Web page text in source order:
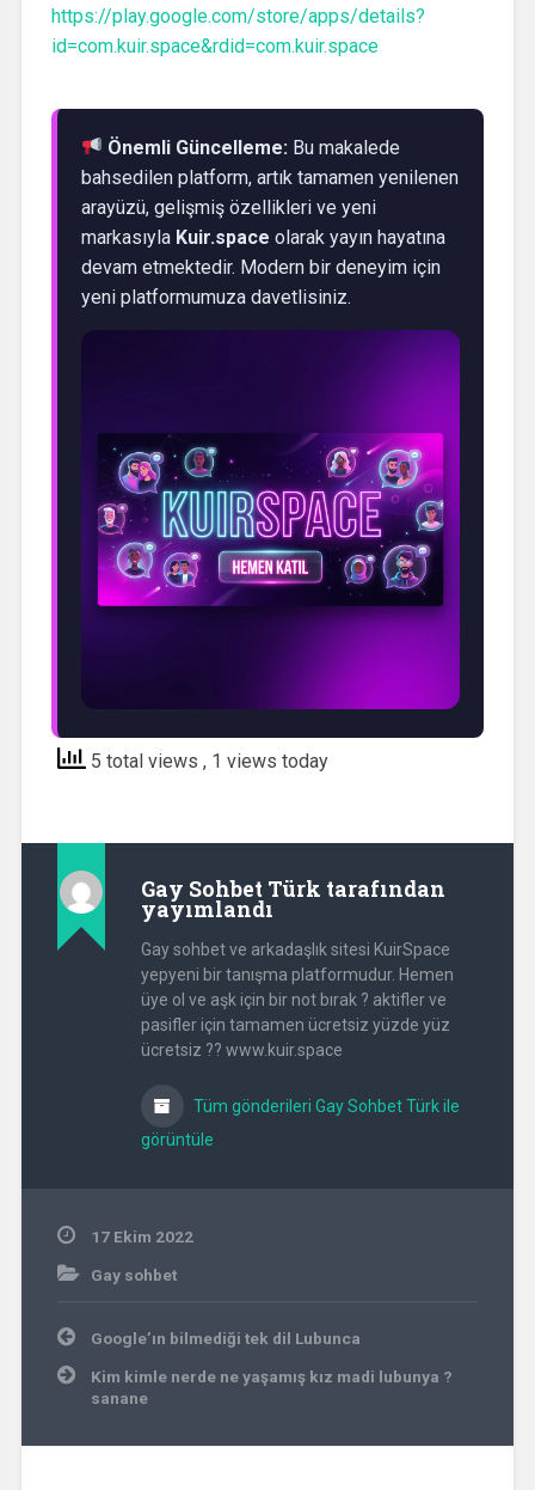
https://play.google.com/store/apps/details?
id=com.kuir.space&rdid=com.kuir.space
Önemli Güncelleme: Bu makalede
bahsedilen platform, artık tamamen yenilenen
arayüzü, gelişmiş özellikleri ve yeni
markasıyla Kuir.space olarak yayın hayatına
devam etmektedir. Modern bir deneyim için
yeni platformumuza davetlisiniz.
5 total views , 1 views today
Gay Sohbet Türk tarafından
yayımlandı
Gay sohbet ve arkadaşlık sitesi KuirSpace
yepyeni bir tanışma platformudur. Hemen
üye ol ve aşk için bir not bırak ? aktifler ve
pasifler için tamamen ücretsiz yüzde yüz
ücretsiz ?? www.kuir.space
Tüm gönderileri Gay Sohbet Türk ile
görüntüle
17 Ekim 2022
Gay sohbet
Yazı
gezinmesi
Google’ın bilmediği tek dil Lubunca
Kim kimle nerde ne yaşamış kız madi lubunya ?
sanane